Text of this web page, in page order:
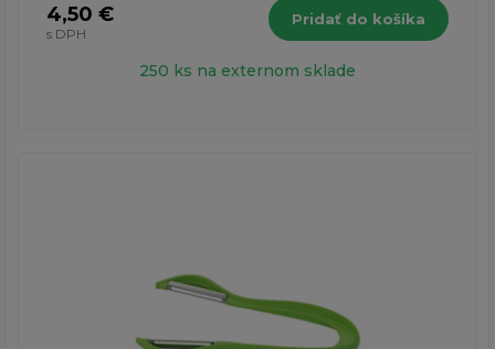
4,50 €
s DPH
Pridať do košíka
250 ks na externom sklade